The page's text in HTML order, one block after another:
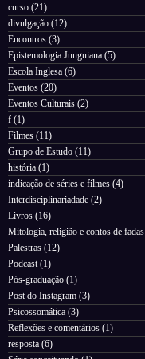
curso (21)
divulgação (12)
Encontros (3)
Epistemologia Junguiana (5)
Escola Inglesa (6)
Eventos (20)
Eventos Culturais (2)
f (1)
Filmes (11)
Grupo de Estudo (11)
história (1)
indicação de séries e filmes (4)
Interdisciplinariadade (2)
Livros (16)
Mitologia, religião e contos de fadas
Palestras (12)
Podcast (1)
Pós-graduação (1)
Post do Instagram (3)
Psicossomática (3)
Reflexões e comentários (1)
resposta (6)